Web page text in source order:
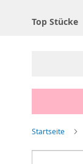
Top Stücke
Startseite
Zum